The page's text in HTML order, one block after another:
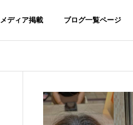
メディア掲載 ブログ一覧ページ